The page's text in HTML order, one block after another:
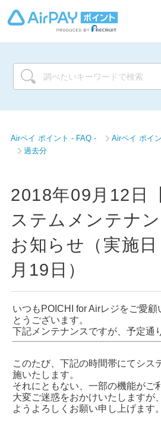
Airペイ ポイント - FAQ -
Airペイ ポイ
過去分
2018年09月12日
ステムメンテナ
お知らせ（実施
月19日）
いつもPOICHI for Airレジをご愛
とうございます。
下記メンテナンスですが、予定通
このたび、下記の時間帯にてシス
施いたします。
それにともない、一部の機能がご
大変ご迷惑をおかけいたしますが
ようよろしくお願い申し上げます。